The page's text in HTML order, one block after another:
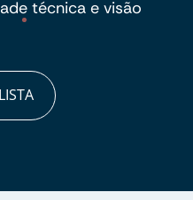
técnica e visão